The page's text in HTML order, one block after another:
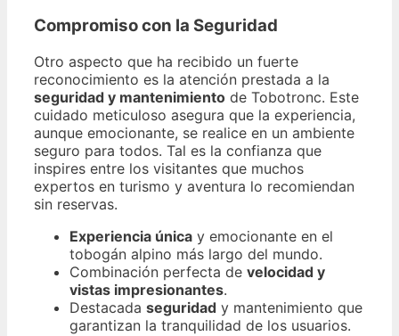
Compromiso con la Seguridad
Otro aspecto que ha recibido un fuerte
reconocimiento es la atención prestada a la
seguridad y mantenimiento de Tobotronc. Este
cuidado meticuloso asegura que la experiencia,
aunque emocionante, se realice en un ambiente
seguro para todos. Tal es la confianza que
inspires entre los visitantes que muchos
expertos en turismo y aventura lo recomiendan
sin reservas.
Experiencia única y emocionante en el
tobogán alpino más largo del mundo.
Combinación perfecta de velocidad y
vistas impresionantes.
Destacada seguridad y mantenimiento que
garantizan la tranquilidad de los usuarios.